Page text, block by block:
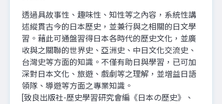
透過具故事性、趣味性、知性等之內容，系統性講
述縱貫古今的日本歷史，並兼行與之相關的日文學
習。藉此可通盤習得日本各時代的歷史文化，並廣
收與之關聯的世界史、亞洲史、中日文化交流史、
台灣史等方面的知識。不僅有助日與學習，已可加
深對日本文化、旅遊、戲劇等之理解，並增益日語
領隊、導遊等方面之專業知識。
[致良出版社-歷史學習研究會編《日本の歷史》、